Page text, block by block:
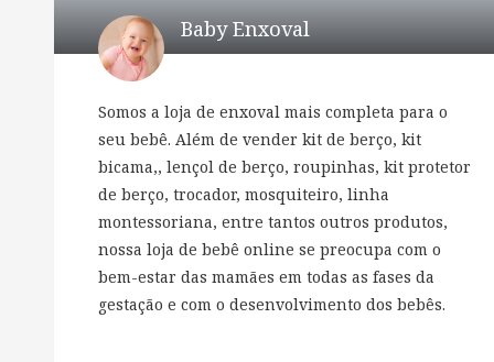
Baby Enxoval
Somos a loja de enxoval mais completa para o
seu bebê. Além de vender kit de berço, kit
bicama,, lençol de berço, roupinhas, kit protetor
de berço, trocador, mosquiteiro, linha
montessoriana, entre tantos outros produtos,
nossa loja de bebê online se preocupa com o
bem-estar das mamães em todas as fases da
gestação e com o desenvolvimento dos bebês.